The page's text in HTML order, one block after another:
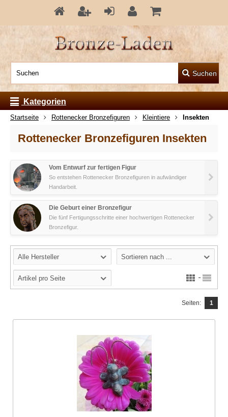
Suchen
Kategorien
Startseite Rottenecker Bronzefiguren Kleintiere Insekten
Rottenecker Bronzefiguren Insekten
Vom Entwurf zur fertigen Figur
So entstehen Rottenecker Bronzefiguren in aufwändiger
Handarbeit.
Die Geburt einer Bronzefigur
Die fünf Fertigungsschritte einer hochwertigen Rottenecker
Bronzefigur.
Alle Hersteller Sortieren nach ...
Artikel pro Seite
Seiten: 1